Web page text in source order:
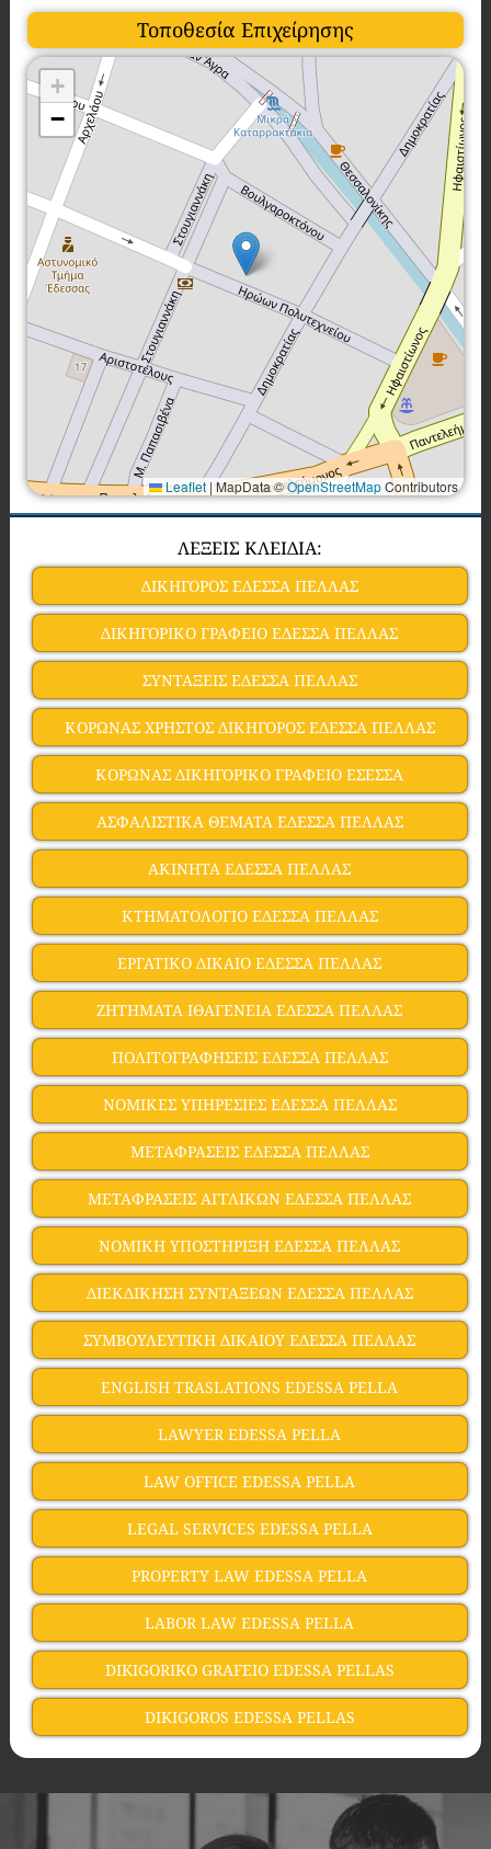
Τοποθεσία Επιχείρησης
+
−
Leaflet |MapData ©OpenStreetMapContributors
ΛΕΞΕΙΣ ΚΛΕΙΔΙΑ:
ΔΙΚΗΓΟΡΟΣ ΕΔΕΣΣΑ ΠΕΛΛΑΣ
ΔΙΚΗΓΟΡΙΚΟ ΓΡΑΦΕΙΟ ΕΔΕΣΣΑ ΠΕΛΛΑΣ
ΣΥΝΤΑΞΕΙΣ ΕΔΕΣΣΑ ΠΕΛΛΑΣ
ΚΟΡΩΝΑΣ ΧΡΗΣΤΟΣ ΔΙΚΗΓΟΡΟΣ ΕΔΕΣΣΑ ΠΕΛΛΑΣ
ΚΟΡΩΝΑΣ ΔΙΚΗΓΟΡΙΚΟ ΓΡΑΦΕΙΟ ΕΣΕΣΣΑ
ΑΣΦΑΛΙΣΤΙΚΑ ΘΕΜΑΤΑ ΕΔΕΣΣΑ ΠΕΛΛΑΣ
ΑΚΙΝΗΤΑ ΕΔΕΣΣΑ ΠΕΛΛΑΣ
ΚΤΗΜΑΤΟΛΟΓΙΟ ΕΔΕΣΣΑ ΠΕΛΛΑΣ
ΕΡΓΑΤΙΚΟ ΔΙΚΑΙΟ ΕΔΕΣΣΑ ΠΕΛΛΑΣ
ΖΗΤΗΜΑΤΑ ΙΘΑΓΕΝΕΙΑ ΕΔΕΣΣΑ ΠΕΛΛΑΣ
ΠΟΛΙΤΟΓΡΑΦΗΣΕΙΣ ΕΔΕΣΣΑ ΠΕΛΛΑΣ
ΝΟΜΙΚΕΣ ΥΠΗΡΕΣΙΕΣ ΕΔΕΣΣΑ ΠΕΛΛΑΣ
ΜΕΤΑΦΡΑΣΕΙΣ ΕΔΕΣΣΑ ΠΕΛΛΑΣ
ΜΕΤΑΦΡΑΣΕΙΣ ΑΓΓΛΙΚΩΝ ΕΔΕΣΣΑ ΠΕΛΛΑΣ
ΝΟΜΙΚΗ ΥΠΟΣΤΗΡΙΞΗ ΕΔΕΣΣΑ ΠΕΛΛΑΣ
ΔΙΕΚΔΙΚΗΣΗ ΣΥΝΤΑΞΕΩΝ ΕΔΕΣΣΑ ΠΕΛΛΑΣ
ΣΥΜΒΟΥΛΕΥΤΙΚΗ ΔΙΚΑΙΟΥ ΕΔΕΣΣΑ ΠΕΛΛΑΣ
ENGLISH TRASLATIONS EDESSA PELLA
LAWYER EDESSA PELLA
LAW OFFICE EDESSA PELLA
LEGAL SERVICES EDESSA PELLA
PROPERTY LAW EDESSA PELLA
LABOR LAW EDESSA PELLA
DIKIGORIKO GRAFEIO EDESSA PELLAS
DIKIGOROS EDESSA PELLAS